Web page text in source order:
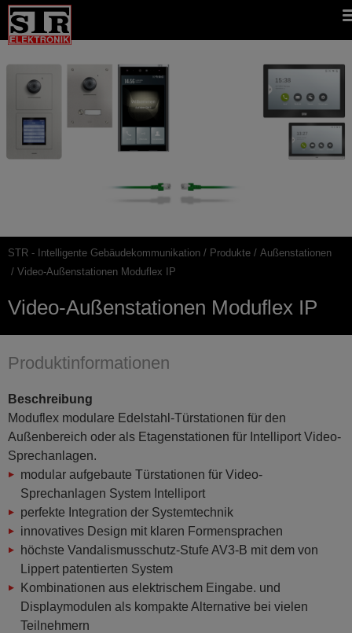
Gehe
direkt
zu:
STR
Website
Hauptnavigation
Pfadnavigation
STR - Intelligente Gebäudekommunikation Produkte
Außenstationen
Video-Außenstationen Moduflex IP
Video-Außenstationen Moduflex IP
Produktinformationen
Beschreibung
Moduflex modulare Edelstahl-Türstationen für den
Außenbereich oder als Etagenstationen für Intelliport Video-
Sprechanlagen.
modular aufgebaute Türstationen für Video-
Sprechanlagen System Intelliport
perfekte Integration der Systemtechnik
innovatives Design mit klaren Formensprachen
höchste Vandalismusschutz-Stufe AV3-B mit dem von
Lippert patentierten System
Kombinationen aus elektrischem Eingabe. und
Displaymodulen als kompakte Alternative bei vielen
Teilnehmern